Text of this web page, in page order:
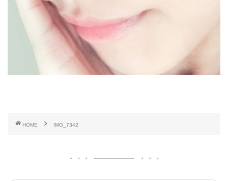
HOME IMG_7342